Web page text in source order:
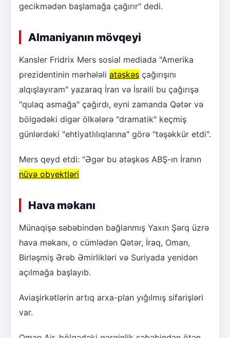
gecikmədən başlamağa çağırır" dedi.
Almaniyanın mövqeyi
Kansler Fridrix Mers sosial mediada "Amerika
prezidentinin mərhələli atəşkəs çağırışını
alqışlayıram" yazaraq İran və İsraili bu çağırışa
"qulaq asmağa" çağırdı, eyni zamanda Qətər və
bölgədəki digər ölkələrə "dramatik" keçmiş
günlərdəki "ehtiyatlılıqlarına" görə "təşəkkür etdi".
Mers qeyd etdi: "Əgər bu atəşkəs ABŞ-ın İranın
nüvə obyektləri
Hava məkanı
Münaqişə səbəbindən bağlanmış Yaxın Şərq üzrə
hava məkanı, o cümlədən Qətər, İraq, Oman,
Birləşmiş Ərəb Əmirlikləri və Suriyada yenidən
açılmağa başlayıb.
Aviaşirkətlərin artıq arxa-plan yığılmış sifarişləri
var.